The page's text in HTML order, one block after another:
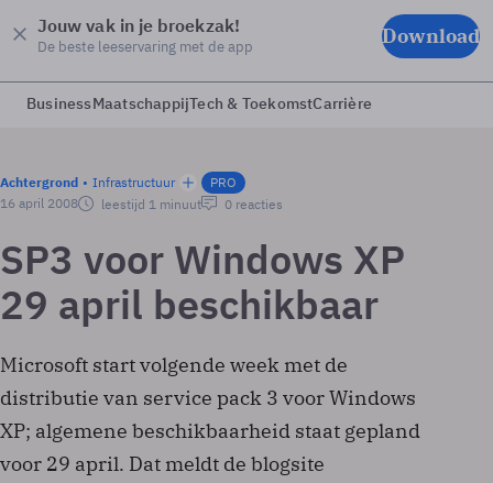
Jouw vak in je broekzak!
De beste leeservaring met de app Download
BusinessMaatschappijTech & ToekomstCarrière
Achtergrond Infrastructuur
PRO
16 april 2008
leestijd 1 minuut 0 reacties
SP3 voor Windows XP
29 april beschikbaar
Microsoft start volgende week met de
distributie van service pack 3 voor Windows
XP; algemene beschikbaarheid staat gepland
voor 29 april. Dat meldt de blogsite